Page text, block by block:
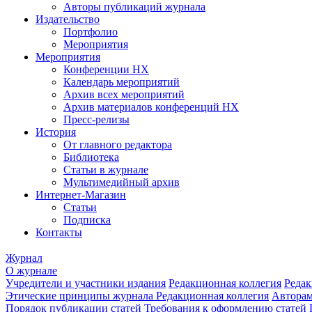
Авторы публикаций журнала
Издательство
Портфолио
Мероприятия
Мероприятия
Конференции НХ
Календарь мероприятий
Архив всех мероприятий
Архив материалов конференций НХ
Пресс-релизы
История
От главного редактора
Библиотека
Статьи в журнале
Мультимедийный архив
Интернет-Магазин
Статьи
Подписка
Контакты
Журнал
О журнале
Учредители и участники издания Редакционная коллегия
Этические принципы журнала Редакционная коллегия
Порядок публикации статей Требования к оформлению статей